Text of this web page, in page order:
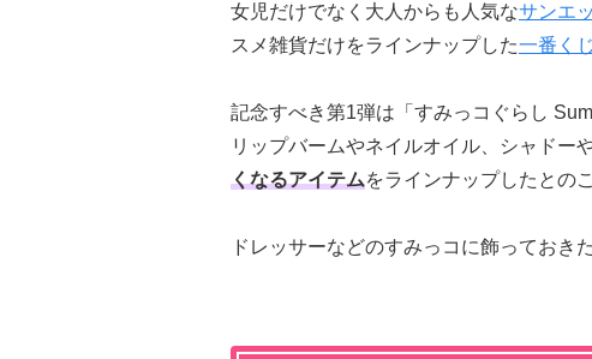
女児だけでなく大人からも人気なサンエ
スメ雑貨だけをラインナップした一番くじ
記念すべき第1弾は「すみっコぐらし
リップバームやネイルオイル、シャドー
くなるアイテムをラインナップしたとのこ
ドレッサーなどのすみっコに飾っておき